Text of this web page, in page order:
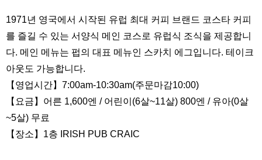
1971년 영국에서 시작된 유럽 최대 커피 브랜드 코스타 커피
를 즐길 수 있는 서양식 메인 코스로 유럽식 조식을 제공합니
다. 메인 메뉴는 펍의 대표 메뉴인 스카치 에그입니다. 테이크
아웃도 가능합니다.
【영업시간】7:00am-10:30am(주문마감10:00)
【요금】어른 1,600엔 / 어린이(6살~11살) 800엔 / 유아(0살
~5살) 무료
【장소】1층 IRISH PUB CRAIC